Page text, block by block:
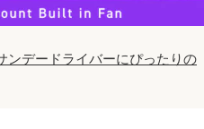
ンデードライバーにぴったりの